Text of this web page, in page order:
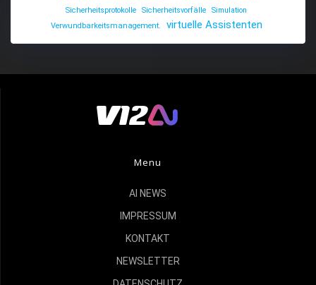
Sicherheitsprotokolle
Sicherheitsvorfälle
Simulation
Verwundbarkeitsmanagement.
virtuelle Assistenten
Menu
AI NEWS
IMPRESSUM
KONTAKT
NEWSLETTER